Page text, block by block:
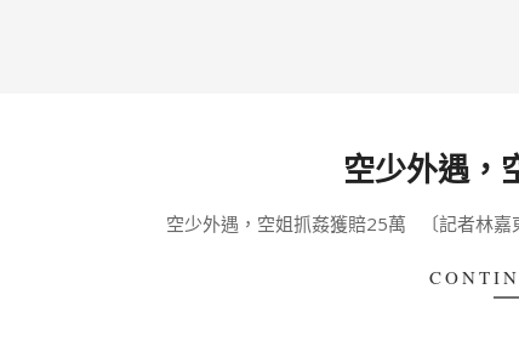
空少外遇，
空少外遇，空姐抓姦獲賠25萬 〔記者林嘉